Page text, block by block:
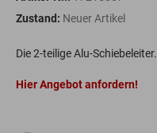
Zustand: Neuer Artikel
Die 2-teilige Alu-
Hier Angebot anfordern!